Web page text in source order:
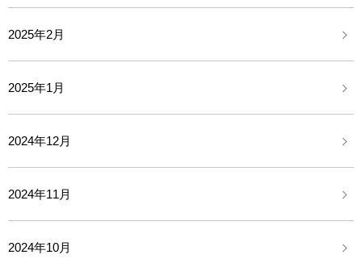
2025年2月
2025年1月
2024年12月
2024年11月
2024年10月